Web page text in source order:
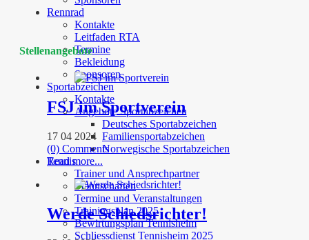
Rennrad
Kontakte
Leitfaden RTA
Termine
Bekleidung
Sponsoren
Sportabzeichen
Kontakte
Angebote Sportabzeichen
Deutsches Sportabzeichen
Familiensportabzeichen
Norwegische Sportabzeichen
Tennis
Trainer und Ansprechpartner
Mannschaften
Termine und Veranstaltungen
Trainingsplan 2025
Bewirtungsplan Tennisheim
Schliessdienst Tennisheim 2025
Stellenangebote
FSJ im Sportverein
17 04 2024
(0) Comments
Read more...
Werde Schiedsrichter!